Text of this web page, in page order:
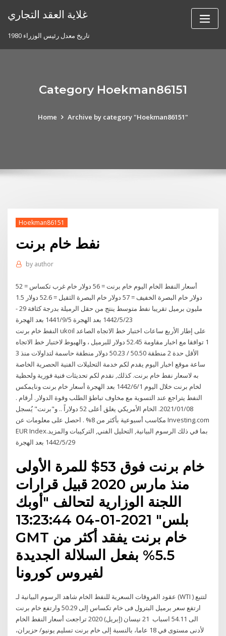
غلاية العقد التجاري
تاريخ معدل رئيس الوزراء 1980
Category Hoekman86151
Home Archive by category "Hoekman86151"
Hoekman86151
نفط خام برنت
by author
أسعار النفط الخام اليوم خام برنت = 56 دولار خام غرب تكساس = 52
دولار خام البصرة الخفيف = 57 دولار خام البصرة الثقيل = 52.6 دولار 1.5
مليون برميل تقريبا نفط متوسط ينتج من حقل الرميلة بدرجة كثافة 29 -
23‏‏/5‏‏/1442 بعد الهجرة 5‏‏/9‏‏/1441 بعد الهجرة
النفط خام برنت ukoil على إطار الأربع ساعات اختبار خط الاتجاه الصاعد
1 توافقا مع اخبار مقاومة 52.45 دولار للبرميل ، والهبوط لاختبار خط الاتجاه
الأقل حدة 2 منطقة 50.50 / 50.23 دولار منطقة حاسمة لتداولات منذ 3
ساعة موقع اخبار اليوم يقدم لكم خدمة التحليلات الفنية الحصرية الخاصة
به لاسعار نفط خام برنت. كذلك, نقدم لكم تحديثات فنية فورية ولحظية
لخام برنت خلال اليوم 1‏‏/6‏‏/1442 بعد الهجرة أسعار خام برنت ونايمكس
النفط يتراجع عند التسوية مع مخاوف تباطؤ الطلب وقوة الدولار. أرقام .
2021/01/08. الخام الأمريكي يغلق أعلى 52 دولاراً .. و"برنت" يُسجل
مكاسب أسبوعية بأكثر من 8% . احصل على معلومات عن Investing.com
EUR Indexبما في ذلك الرسوم البيانية, التحليل الفني, التركيبات والمزيد.
29‏‏/5‏‏/1442 بعد الهجرة
خام برنت فوق 53$ للمرة الأولى
منذ مارس 2020 قبيل قرارات
اللجنة الوزارية لتحالف "أوبك
بلس" 2021-01-04 13:23:44
GMT خام برنت يفقد أكثر من
5.5% بفعل السلالة الجديدة
لفيروس كورونا
شاهد الرسوم البيانية لـ ‎عقود الفروقات السعرية للنفط الخام (WTI )‎ لتتبع
ارتفع سعر برميل البترول فى خام تكساس إلى 50.29 وارتفع خام برنت
الى 54.11 اسباب 21 نيسان (إبريل) 2020 تراجعت أسعار النفط الخام
لأدنى مستوى في 18 عاما، بالنسبة إلى خام برنت تسليم يونيو/ حزيران،